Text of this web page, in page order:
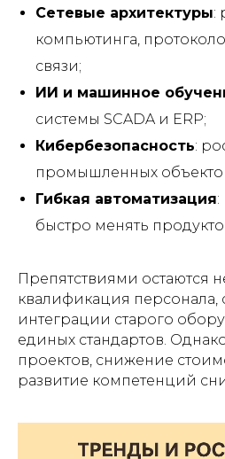
Сетевые архитектуры:
компьютинга,
связи;
ИИ и машинное
системы SCADA и ERP;
Кибербезопасность:
промышленных
Гибкая автоматизация:
быстро менять
Препятствиями остаются
квалификация персонала,
интеграции старого
единых стандартов.
проектов, снижение
развитие компетенций